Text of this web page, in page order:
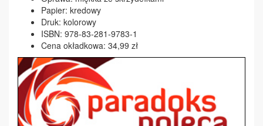
Papier: kredowy
Druk: kolorowy
ISBN: 978-83-281-9783-1
Cena okładkowa: 34,99 zł